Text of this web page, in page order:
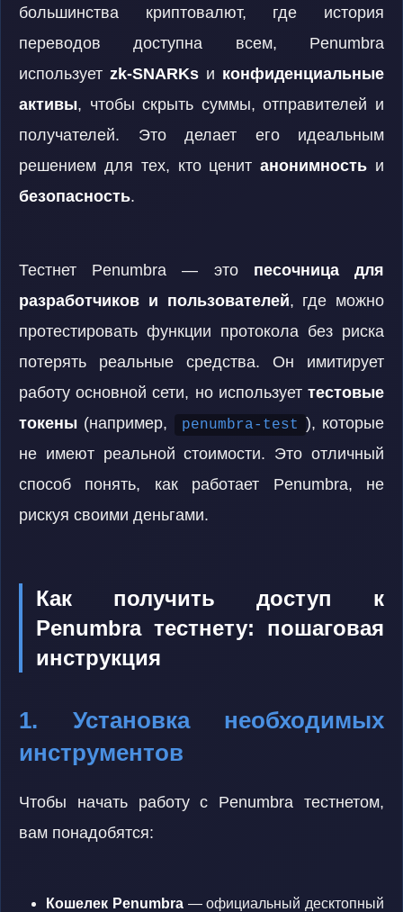
большинства криптовалют, где история
переводов доступна всем, Penumbra
использует zk-SNARKs и конфиденциальные
активы, чтобы скрыть суммы, отправителей и
получателей. Это делает его идеальным
решением для тех, кто ценитанонимность и
безопасность.
Тестнет Penumbra — это песочница для
разработчиков и пользователей, где можно
протестировать функции протокола без риска
потерять реальные средства. Он имитирует
работу основной сети, но использует тестовые
токены (например, penumbra-test ), которые
не имеют реальной стоимости. Это отличный
способ понять, как работает Penumbra, не
рискуя своими деньгами.
Как получить доступ к
Penumbra тестнету: пошаговая
инструкция
1. Установка необходимых
инструментов
Чтобы начать работу с Penumbra тестнетом,
вам понадобятся:
Кошелек Penumbra— официальный десктопный